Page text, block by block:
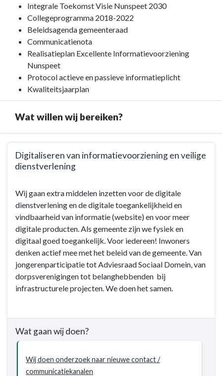
Terug
navigatie
Programma
Bestuur
Integrale Toekomst Visie Nunspeet 2030
Collegeprogramma 2018-2022
Beleidsagenda gemeenteraad
Communicatienota
Realisatieplan Excellente Informatievoorziening
Nunspeet
Protocol actieve en passieve informatieplicht
Kwaliteitsjaarplan
Wat willen wij bereiken?
navigatie
Programma
Bestuur
ondersteuning
willen
Digitaliseren van informatievoorziening en veilige
dienstverlening
naar
navigatie
Programma
Bestuur
ondersteuning
wij
bereiken?
Digitaliseren
Wij gaan extra middelen inzetten voor de digitale
dienstverlening en de digitale toegankelijkheid en
vindbaarheid van informatie (website) en voor meer
digitale producten. Als gemeente zijn we fysiek en
digitaal goed toegankelijk. Voor iedereen! Inwoners
denken actief mee met het beleid van de gemeente. Van
jongerenparticipatie tot Adviesraad Sociaal Domein, van
dorpsverenigingen tot belanghebbenden bij
infrastructurele projecten. We doen het samen.
Wat gaan wij doen?
Wij doen onderzoek naar nieuwe contact /
communicatiekanalen